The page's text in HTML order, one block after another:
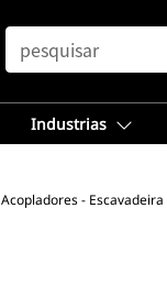
SEARCH
Industrias
Acopladores - Escavadeira